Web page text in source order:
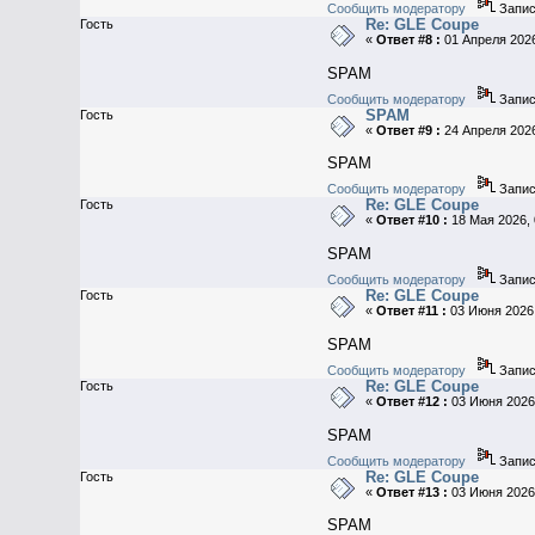
Сообщить модератору
Гость
Re: GLE Coupe
«Ответ #8 : 01 Апреля
SPAM
Сообщить модератору
Гость
SPAM
«Ответ #9 : 24 Апреля
SPAM
Сообщить модератору
Гость
Re: GLE Coupe
«Ответ #10 : 18 Мая 2026,
SPAM
Сообщить модератору
Гость
Re: GLE Coupe
«Ответ #11 : 03 Июня
SPAM
Сообщить модератору
Гость
Re: GLE Coupe
«Ответ #12 : 03 Июня
SPAM
Сообщить модератору
Гость
Re: GLE Coupe
«Ответ #13 : 03 Июня
SPAM